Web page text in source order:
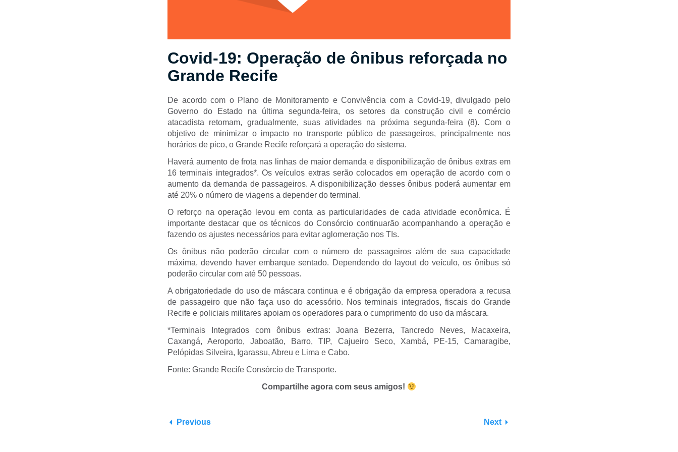
Covid-19: Operação de ônibus reforçada no
Grande Recife
De acordo com o Plano de Monitoramento e Convivência com a Covid-19, divulgado pelo
Governo do Estado na última segunda-feira, os setores da construção civil e comércio
atacadista retomam, gradualmente, suas atividades na próxima segunda-feira (8). Com o
objetivo de minimizar o impacto no transporte público de passageiros, principalmente nos
horários de pico, o Grande Recife reforçará a operação do sistema.
Haverá aumento de frota nas linhas de maior demanda e disponibilização de ônibus extras em
16 terminais integrados*. Os veículos extras serão colocados em operação de acordo com o
aumento da demanda de passageiros. A disponibilização desses ônibus poderá aumentar em
até 20% o número de viagens a depender do terminal.
O reforço na operação levou em conta as particularidades de cada atividade econômica. É
importante destacar que os técnicos do Consórcio continuarão acompanhando a operação e
fazendo os ajustes necessários para evitar aglomeração nos TIs.
Os ônibus não poderão circular com o número de passageiros além de sua capacidade
máxima, devendo haver embarque sentado. Dependendo do layout do veículo, os ônibus só
poderão circular com até 50 pessoas.
A obrigatoriedade do uso de máscara continua e é obrigação da empresa operadora a recusa
de passageiro que não faça uso do acessório. Nos terminais integrados, fiscais do Grande
Recife e policiais militares apoiam os operadores para o cumprimento do uso da máscara.
*Terminais Integrados com ônibus extras: Joana Bezerra, Tancredo Neves, Macaxeira,
Caxangá, Aeroporto, Jaboatão, Barro, TIP, Cajueiro Seco, Xambá, PE-15, Camaragibe,
Pelópidas Silveira, Igarassu, Abreu e Lima e Cabo.
Fonte: Grande Recife Consórcio de Transporte.
Compartilhe agora com seus amigos!
Previous Next